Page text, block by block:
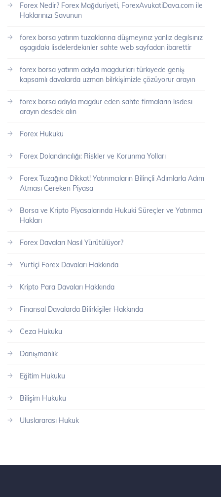
Forex Nedir? Forex Mağduriyeti, ForexAvukatiDava.com ile
Haklarınızı Savunun
forex borsa yatırım tuzaklarına düşmeyınız yanlız degılsınız
aşagıdakı lisdelerdekınler sahte web sayfadan ibarettir
forex borsa yatırım adıyla magdurları türkıyede geniş
kapsamlı davalarda uzman bilrkişimizle çözüyorur arayın
forex borsa adıyla magdur eden sahte firmaların lısdesı
arayın desdek alın
Forex Hukuku
Forex Dolandırıcılığı: Riskler ve Korunma Yolları
Forex Tuzağına Dikkat! Yatırımcıların Bilinçli Adımlarla Adım
Atması Gereken Piyasa
Borsa ve Kripto Piyasalarında Hukuki Süreçler ve Yatırımcı
Hakları
Forex Davaları Nasıl Yürütülüyor?
Yurtiçi Forex Davaları Hakkında
Kripto Para Davaları Hakkında
Finansal Davalarda Bilirkişiler Hakkında
Ceza Hukuku
Danışmanlık
Eğitim Hukuku
Bilişim Hukuku
Uluslararası Hukuk